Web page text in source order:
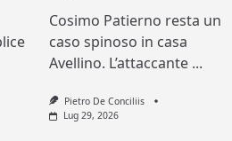
Cosimo Patierno resta un
caso spinoso in casa
Avellino. L’attaccante ...
Pietro De Conciliis
Lug 29, 2026